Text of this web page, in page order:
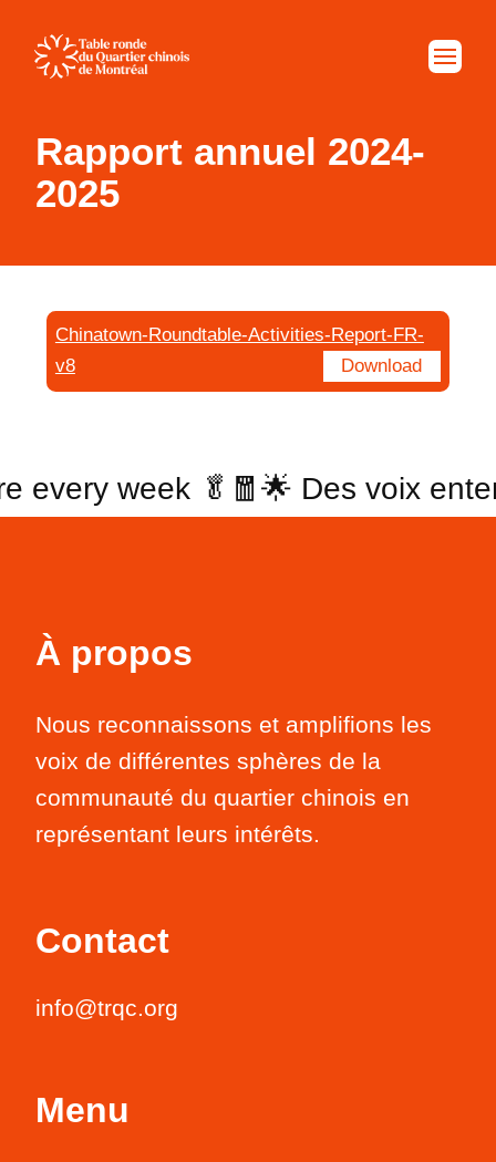
Rapport annuel 2024-
2025
Chinatown-Roundtable-Activities-Report-FR-
v8
Download
every week 🥬 🧧🌟 Des voix
À propos
Nous reconnaissons et amplifions les
voix de différentes sphères de la
communauté du quartier chinois en
représentant leurs intérêts.
Contact
info@trqc.org
Menu